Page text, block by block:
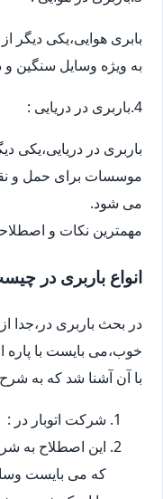
بابری هوایی،یکی
به ویژه وسایل سنگین
4.باربری در دریایی :
باربری در دریایی،یکی
موسسات برای حمل و
می شود.
مهمترین نکات و
انواع باربری در
در بحث باربری در،جدا
خوب،می بایست با پاره
با آن آشنا شد که به
شرکت اتوبار در :
این اصطلاح به
که می بایست